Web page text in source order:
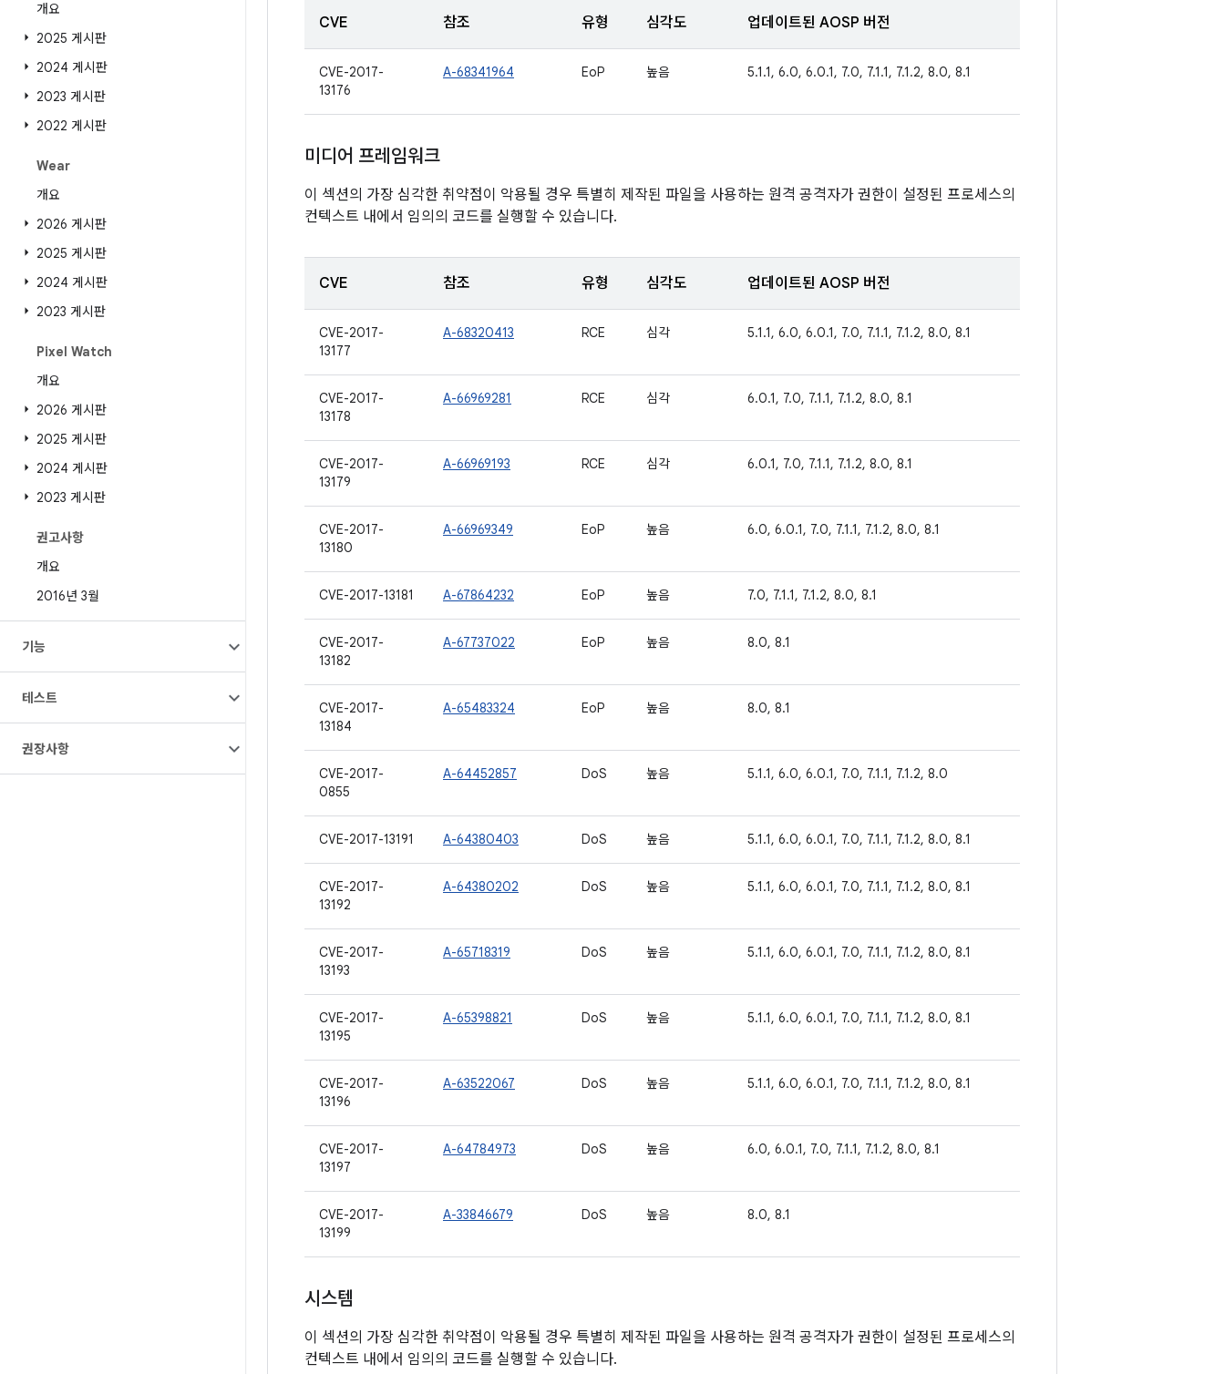
개요
2025 게시판
2024 게시판
2023 게시판
2022 게시판
Wear
개요
2026 게시판
2025 게시판
2024 게시판
2023 게시판
Pixel Watch
개요
2026 게시판
2025 게시판
2024 게시판
2023 게시판
권고사항
개요
2016년 3월
기능
테스트
권장사항
CVE 참조 유형 심각도 업데이트된 AOSP 버전
CVE-2017-
13176
A-68341964 EoP 높음 5.1.1, 6.0, 6.0.1, 7.0, 7.1.1, 7.1.2, 8.0, 8.1
미디어 프레임워크
이 섹션의 가장 심각한 취약점이 악용될 경우 특별히 제작된 파일을 사용하는 원격 공격자가 권한이 설정된 프로세스의
컨텍스트 내에서 임의의 코드를 실행할 수 있습니다.
CVE 참조 유형 심각도 업데이트된 AOSP 버전
CVE-2017-
13177
A-68320413 RCE 심각 5.1.1, 6.0, 6.0.1, 7.0, 7.1.1, 7.1.2, 8.0, 8.1
CVE-2017-
13178
A-66969281 RCE 심각 6.0.1, 7.0, 7.1.1, 7.1.2, 8.0, 8.1
CVE-2017-
13179
A-66969193 RCE 심각 6.0.1, 7.0, 7.1.1, 7.1.2, 8.0, 8.1
CVE-2017-
13180
A-66969349 EoP 높음 6.0, 6.0.1, 7.0, 7.1.1, 7.1.2, 8.0, 8.1
CVE-2017-13181 A-67864232 EoP 높음 7.0, 7.1.1, 7.1.2, 8.0, 8.1
CVE-2017-
13182
A-67737022 EoP 높음 8.0, 8.1
CVE-2017-
13184
A-65483324 EoP 높음 8.0, 8.1
CVE-2017-
0855
A-64452857 DoS 높음 5.1.1, 6.0, 6.0.1, 7.0, 7.1.1, 7.1.2, 8.0
CVE-2017-13191 A-64380403 DoS 높음 5.1.1, 6.0, 6.0.1, 7.0, 7.1.1, 7.1.2, 8.0, 8.1
CVE-2017-
13192
A-64380202 DoS 높음 5.1.1, 6.0, 6.0.1, 7.0, 7.1.1, 7.1.2, 8.0, 8.1
CVE-2017-
13193
A-65718319 DoS 높음 5.1.1, 6.0, 6.0.1, 7.0, 7.1.1, 7.1.2, 8.0, 8.1
CVE-2017-
13195
A-65398821 DoS 높음 5.1.1, 6.0, 6.0.1, 7.0, 7.1.1, 7.1.2, 8.0, 8.1
CVE-2017-
13196
A-63522067 DoS 높음 5.1.1, 6.0, 6.0.1, 7.0, 7.1.1, 7.1.2, 8.0, 8.1
CVE-2017-
13197
A-64784973 DoS 높음 6.0, 6.0.1, 7.0, 7.1.1, 7.1.2, 8.0, 8.1
CVE-2017-
13199
A-33846679 DoS 높음 8.0, 8.1
시스템
이 섹션의 가장 심각한 취약점이 악용될 경우 특별히 제작된 파일을 사용하는 원격 공격자가 권한이 설정된 프로세스의
컨텍스트 내에서 임의의 코드를 실행할 수 있습니다.